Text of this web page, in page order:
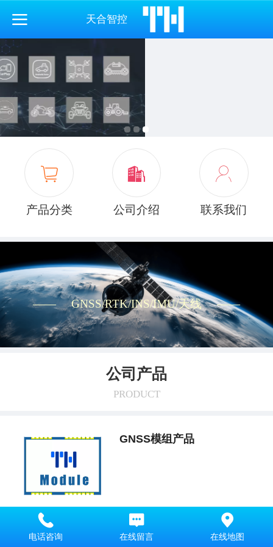
天合智控
产品分类 公司介绍 联系我们
—— GNSS/RTK/INS/IMU/天线 ——
公司产品
PRODUCT
GNSS模组产品
天线产品
电话咨询 在线留言 在线地图